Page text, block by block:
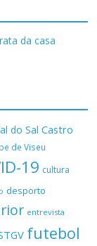
do Sal Castro
de Viseu
19 cultura
desporto
entrevista
futebol